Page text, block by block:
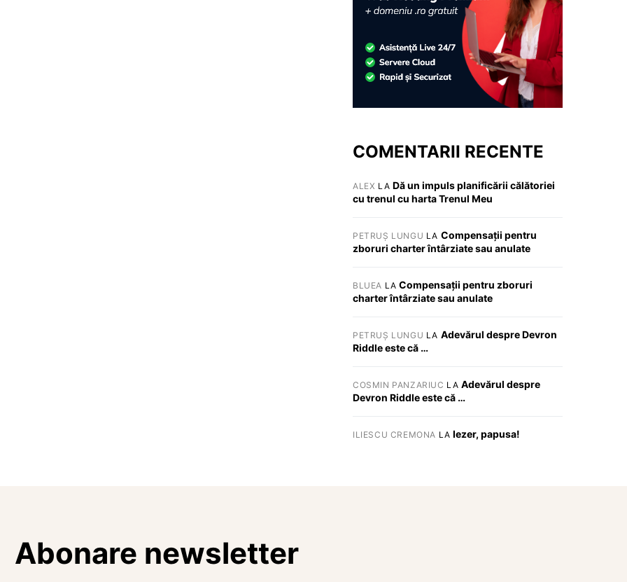
COMENTARII RECENTE
ALEX LA Dă un impuls planificării călătoriei
cu trenul cu harta Trenul Meu
PETRUȘ LUNGU LA Compensații pentru
zboruri charter întârziate sau anulate
BLUEA LACompensații pentru zboruri
charter întârziate sau anulate
PETRUȘ LUNGU LA Adevărul despre Devron
Riddle este că …
COSMIN PANZARIUC LA Adevărul despre
Devron Riddle este că …
ILIESCU CREMONA LA Iezer, papusa!
Abonare newsletter